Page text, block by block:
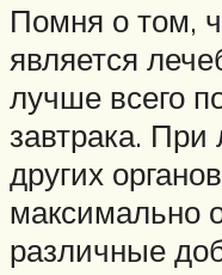
Помня о том,
является
лучше всего
завтрака.
других
максимально
различные